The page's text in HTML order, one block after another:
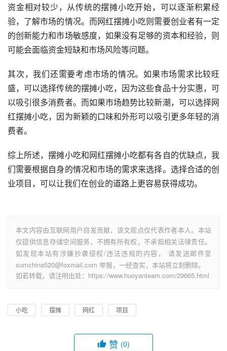
资金相对较少，从传统的摆摊小吃开始，可以逐渐积累经
验，了解市场的情况。而网红摆摊小吃则需要创业者有一定
的创新能力和市场敏感度，如果没有足够的资本和经验，则
可能会面临资金短缺和市场风险等问题。
其次，我们还需要考虑市场的情况。如果市场需求比较旺
盛，可以选择传统的摆摊小吃，因为这些食品十分实惠，可
以吸引很多消费者。而如果市场趋势比较新潮，可以选择网
红摆摊小吃，因为新颖的口味和外形可以吸引更多年轻的消
费者。
综上所述，摆摊小吃和网红摆摊小吃都有各自的优缺点，我
们需要根据自身的情况和市场的需求来选择。选择合适的创
业项目，可以让我们在创业的道路上更容易获得成功。
本文内容由互联网用户自发贡献，该文观点仅代表作者本人。本站
仅提供信息存储空间服务，不拥有所有权，不承担相关法律责任。
如发现本站有涉嫌抄袭侵权/违法违规的内容， 请发送邮件至
sumchina520@foxmail.com 举报，一经查实，本站将立刻删除。
如若转载，请注明出处：https://www.huoyanteam.com/29665.html
小吃 摆摊 网红 项目
赞 (0)